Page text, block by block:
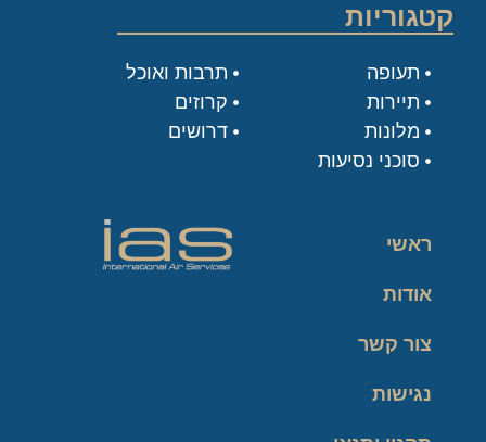
קטגוריות
תעופה
תיירות
מלונות
סוכני נסיעות
תרבות ואוכל
קרוזים
דרושים
ראשי
אודות
צור קשר
נגישות